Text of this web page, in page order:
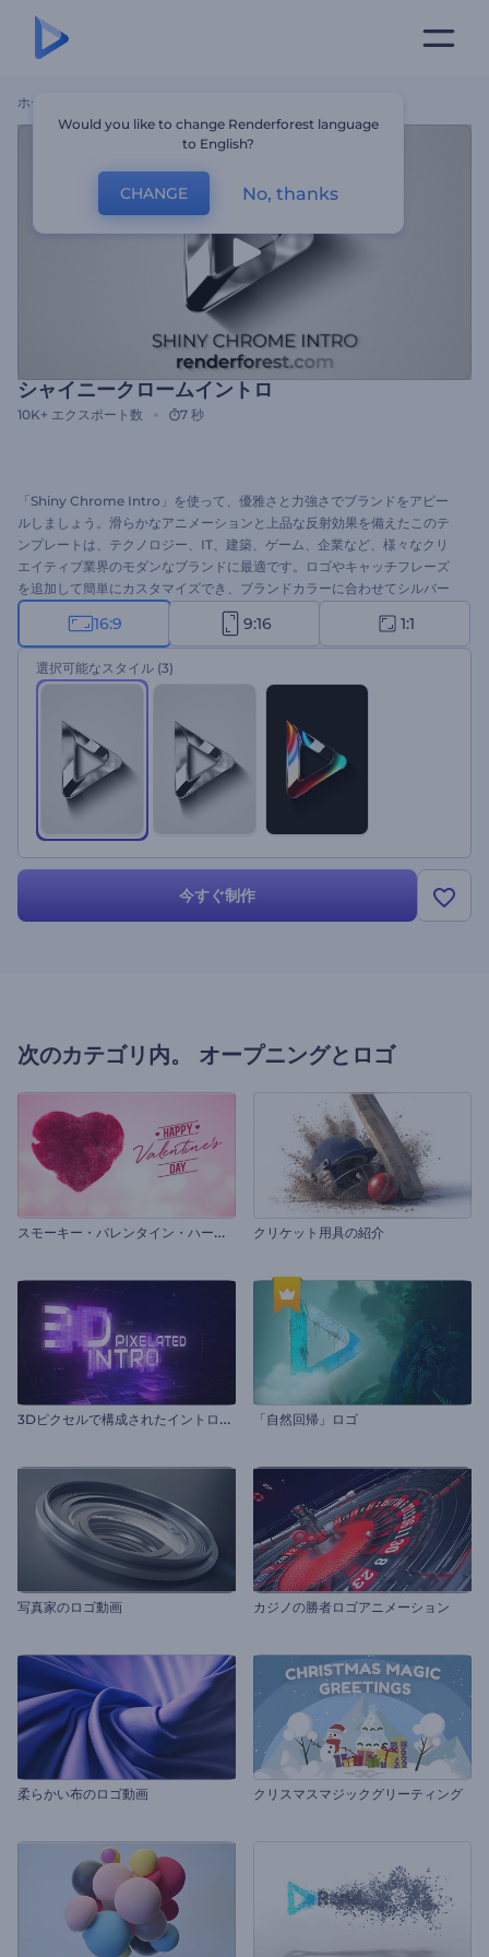
ホーム
シャイニークロームイントロ
10K+ エクスポート数 7 秒
「Shiny Chrome Intro」を使って、優雅さと力強さでブランドをアピー
ルしましょう。滑らかなアニメーションと上品な反射効果を備えたこのテ
ンプレートは、テクノロジー、IT、建築、ゲーム、企業など、様々なクリ
エイティブ業界のモダンなブランドに最適です。ロゴやキャッチフレーズ
を追加して簡単にカスタマイズでき、ブランドカラーに合わせてシルバー
トーンまたは鮮やかな反射を選択できます。洗練と革新が融合した、まさ
にこのテンプレート。今すぐお試しください！
16:9 9:16 1:1
選択可能なスタイル (3)
今すぐ制作
次のカテゴリ内。 オープニングとロゴ
ス
モーキー・バレンタイン・ハートのイントロ動画 クリケット用具の紹介
3
Dピクセルで構成されたイントロ動画 「自然回帰」ロゴ
写真家のロゴ動画 カジノの勝者ロゴアニメーション
柔らかい布のロゴ動画 クリスマスマジックグリーティング
Would you like to change Renderforest language
to English?
CHANGE No, thanks